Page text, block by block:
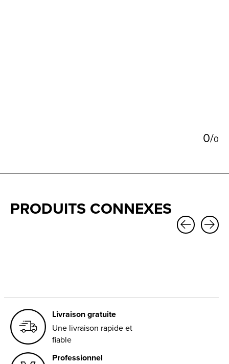
0/0
PRODUITS CONNEXES
Livraison gratuite
Une livraison rapide et
fiable
Professionnel